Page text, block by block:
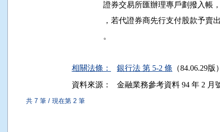
證券交易所匯辦理專戶劃撥
，若代證券商先行支付股款
                。
相關法條： 銀行法 第 5-2 條 （84.06.29版
資料來源：
金融業務參考資料 94 年 2 月
共 7 筆 / 現在第 2 筆